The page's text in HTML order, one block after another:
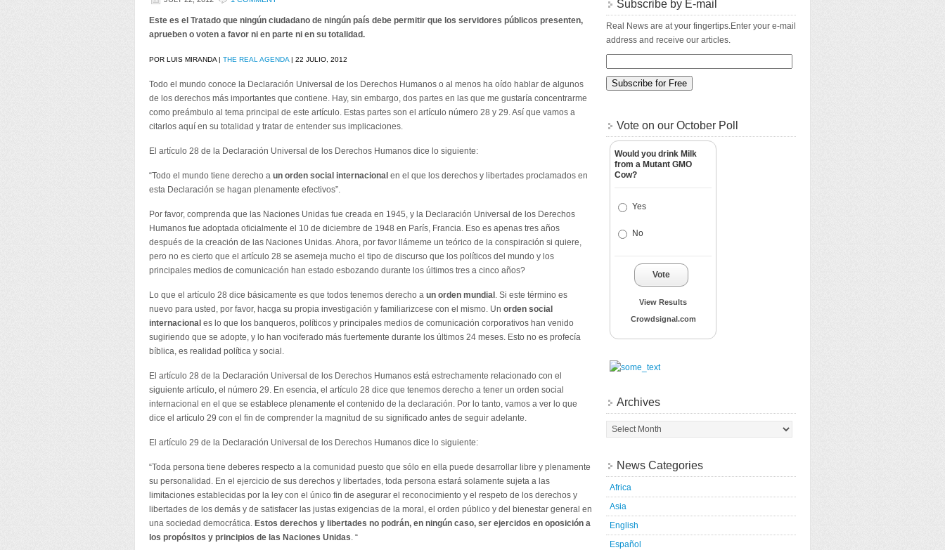
Este es el Tratado que ningún ciudadano de ningún país debe permitir que los servidores públicos presenten,
aprueben o voten a favor ni en parte ni en su totalidad.
POR LUIS MIRANDA | THE REAL AGENDA | 22 JULIO, 2012
Todo el mundo conoce la Declaración Universal de los Derechos Humanos o al menos ha oído hablar de algunos
de los derechos más importantes que contiene. Hay, sin embargo, dos partes en las que me gustaría concentrarme
como preámbulo al tema principal de este artículo. Estas partes son el artículo número 28 y 29. Así que vamos a
citarlos aquí en su totalidad y tratar de entender sus implicaciones.
El artículo 28 de la Declaración Universal de los Derechos Humanos dice lo siguiente:
“Todo el mundo tiene derecho a un orden social internacional en el que los derechos y libertades proclamados en
esta Declaración se hagan plenamente efectivos”.
Por favor, comprenda que las Naciones Unidas fue creada en 1945, y la Declaración Universal de los Derechos
Humanos fue adoptada oficialmente el 10 de diciembre de 1948 en París, Francia. Eso es apenas tres años
después de la creación de las Naciones Unidas. Ahora, por favor llámeme un teórico de la conspiración si quiere,
pero no es cierto que el artículo 28 se asemeja mucho el tipo de discurso que los políticos del mundo y los
principales medios de comunicación han estado esbozando durante los últimos tres a cinco años?
Lo que el artículo 28 dice básicamente es que todos tenemos derecho a un orden mundial . Si este término es
nuevo para usted, por favor, hacga su propia investigación y familiarizcese con el mismo. Un orden social
internacional es lo que los banqueros, políticos y principales medios de comunicación corporativos han venido
sugiriendo que se adopte, y lo han vociferado más fuertemente durante los últimos 24 meses. Esto no es profecía
bíblica, es realidad política y social.
El artículo 28 de la Declaración Universal de los Derechos Humanos está estrechamente relacionado con el
siguiente artículo, el número 29. En esencia, el artículo 28 dice que tenemos derecho a tener un orden social
internacional en el que se establece plenamente el contenido de la declaración. Por lo tanto, vamos a ver lo que
dice el artículo 29 con el fin de comprender la magnitud de su significado antes de seguir adelante.
El artículo 29 de la Declaración Universal de los Derechos Humanos dice lo siguiente:
“Toda persona tiene deberes respecto a la comunidad puesto que sólo en ella puede desarrollar libre y plenamente
su personalidad. En el ejercicio de sus derechos y libertades, toda persona estará solamente sujeta a las
limitaciones establecidas por la ley con el único fin de asegurar el reconocimiento y el respeto de los derechos y
libertades de los demás y de satisfacer las justas exigencias de la moral, el orden público y del bienestar general en
una sociedad democrática. Estos derechos y libertades no podrán, en ningún caso, ser ejercidos en oposición a
los propósitos y principios de las Naciones Unidas. “
Subscribe by E-mail
Real News are at your fingertips.Enter your e-mail
address and receive our articles.
Vote on our October Poll
Would you drink Milk
from a Mutant GMO
Cow?
Yes
No
Vote
View Results
Crowdsignal.com
Archives
News Categories
Africa
Asia
English
Español